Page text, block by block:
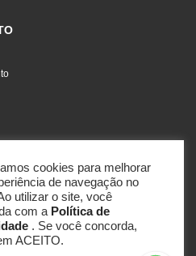
cookies para melhorar
de navegação no
utilizar o site, você
com a Política de
. Se você concorda,
ACEITO.